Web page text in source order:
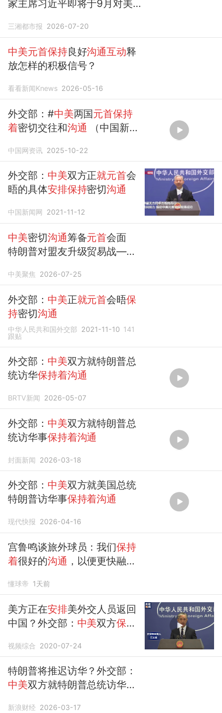
家主席习近平即将于9月对美
行；外交部： 中美双方
元首 的 互动安排保持 了沟通
三湘都市报 2026-07-20
中美元首保持良好沟通互动释
放怎样的积极信号？
看看新闻Knews 2026-05-16
外交部：#中美两国元首保持
着密切交往和沟通 （中国新闻
中国网资讯 2025-10-22
外交部： 中美双方正就元首会
晤的具体安排保持密切沟通
中国新闻网 2021-11-12
中美密切沟通筹备元首会面
特朗普对盟友升级贸易战——
中美聚焦 2026-07-25
外交部： 中美正就元首会晤保
持密切沟通
中华人民共和国外交部 2021-11-10 141
跟贴
外交部： 中美双方就特朗普总
统访华保持着沟通
BRTV新闻 2026-05-07
外交部： 中美双方就特朗普总
统访华事保持着沟通
封面新闻 2026-03-18
外交部： 中美双方就美国总统
特朗普访华事保持着沟通
现代快报 2026-04-16
宫鲁鸣谈旅外球员：我们保持
着很好的沟通 ，以便更快融入
懂球帝 1天前
美方正在安排美外交人员返回
中国？外交部： 中美双方保持
视频综合 2020-07-24
特朗普将推迟访华？外交部：
中美双方就特朗普总统访华保
新浪财经 2026-03-17